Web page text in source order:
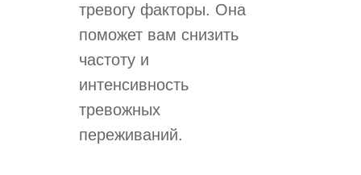
тревогу факторы. Она
поможет вам снизить
частоту и
интенсивность
тревожных
переживаний.